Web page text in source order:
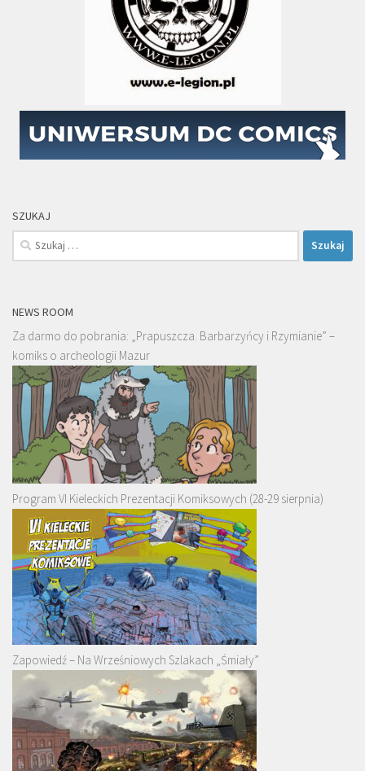
SZUKAJ
Szukaj:
NEWS ROOM
Za darmo do pobrania: „Prapuszcza. Barbarzyńcy i Rzymianie” –
komiks o archeologii Mazur
Program VI Kieleckich Prezentacji Komiksowych (28-29 sierpnia)
Zapowiedź – Na Wrześniowych Szlakach „Śmiały”